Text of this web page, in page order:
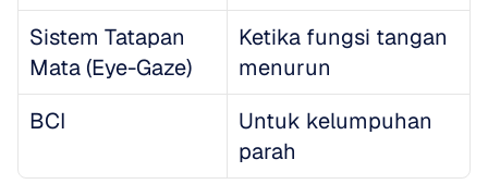
Sistem Tatapan
Mata (Eye-Gaze)
Ketika fungsi tangan
menurun
BCI
Untuk kelumpuhan
parah